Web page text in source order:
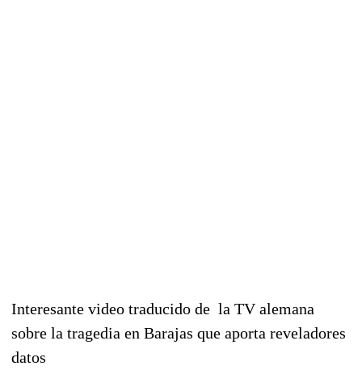
Interesante video traducido de la TV alemana
sobre la tragedia en Barajas que aporta reveladores
datos